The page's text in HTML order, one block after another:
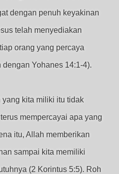
dengan penuh keyakinan
telah menyediakan
orang yang percaya
Yohanes 14:1-4).
kita miliki itu tidak
mempercayai apa yang
itu, Allah memberikan
sampai kita memiliki
(2 Korintus 5:5). Roh